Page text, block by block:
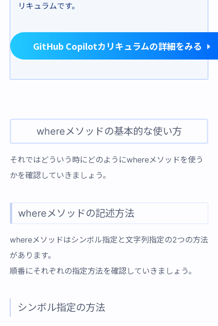
リキュラムです。
GitHub Copilotカリキュラムの詳細をみる
whereメソッドの基本的な使い方
それではどういう時にどのようにwhereメソッドを使う
かを確認していきましょう。
whereメソッドの記述方法
whereメソッドはシンボル指定と文字列指定の2つの方法
があります。
順番にそれぞれの指定方法を確認していきましょう。
シンボル指定の方法